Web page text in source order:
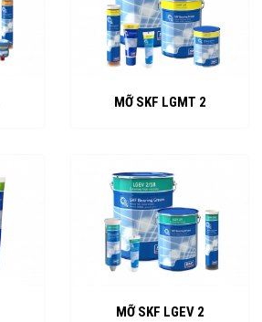
MỠ SKF LGMT 2
MỠ SKF LGEV 2